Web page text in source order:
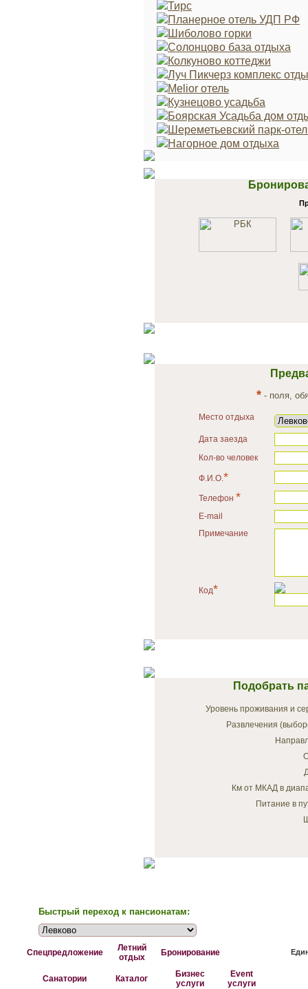
Тирс
Планерное отель УДП РФ
Шиболово горки
Солонцово база отдыха
Колкуново коттеджи
Луч Пикчерз комплекс
Melior отель
Кузнецово усадьба
Боярская Усадьба дом
Шереметьевский парк-
Нагорное дом отдыха
* - поля,
Место отдыха
Дата заезда
Кол-во человек
Ф.И.О.*
Телефон *
E-mail
Примечание
Код*
Подобрать
Уровень проживания и
Развлечения
Км от МКАД в
Питание в
Быстрый переход к пансионатам:
Спецпредложение
Летний
отдых
Бронирование
Санатории Каталог
Бизнес
услуги
Event
услуги